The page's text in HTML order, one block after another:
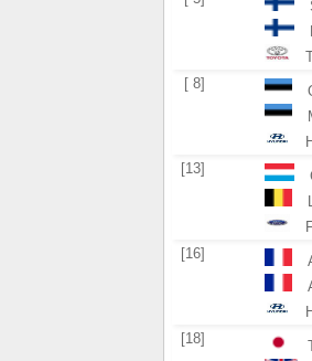
[ 8]
[13]
[16]
[18]